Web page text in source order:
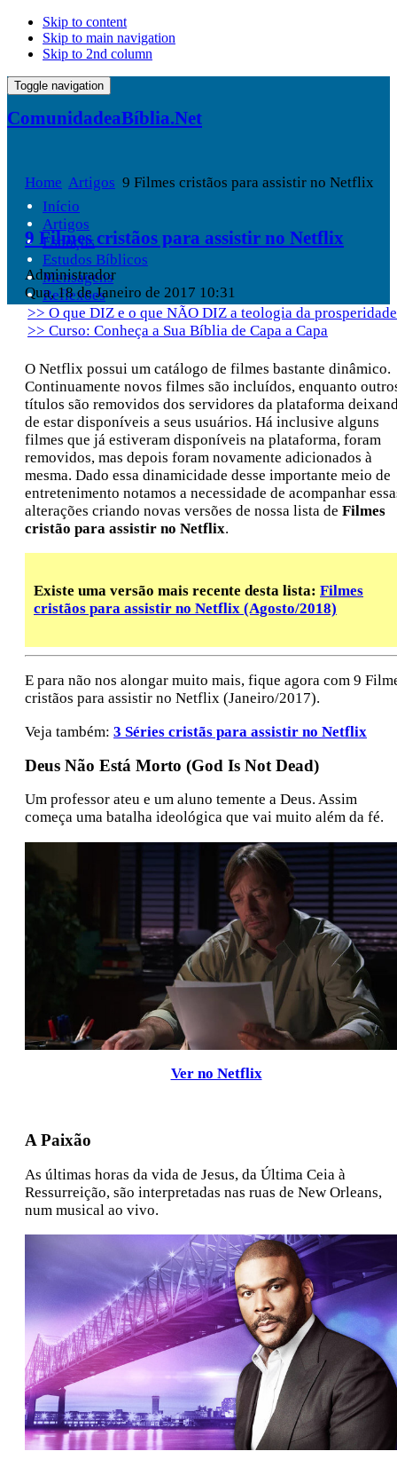
Skip to content
Skip to main navigation
Skip to 2nd column
Toggle navigation
ComunidadeaBíblia.Net
Início
Artigos
Esboços
Estudos Bíblicos
Mensagens
Reflexões
Home Artigos 9 Filmes cristãos para assistir no Netflix
9 Filmes cristãos para assistir no Netflix
Administrador
Qua, 18 de Janeiro de 2017 10:31
>> O que DIZ e o que NÃO DIZ a teologia da prosperidade
>> Curso: Conheça a Sua Bíblia de Capa a Capa
O Netflix possui um catálogo de filmes bastante dinâmico.
Continuamente novos filmes são incluídos, enquanto
títulos são removidos dos servidores da plataforma
de estar disponíveis a seus usuários. Há inclusive alguns
filmes que já estiveram disponíveis na plataforma, foram
removidos, mas depois foram novamente adicionados à
mesma. Dado essa dinamicidade desse importante meio de
entretenimento notamos a necessidade de acompanhar
alterações criando novas versões de nossa lista de Filmes
cristão para assistir no Netflix.
Existe uma versão mais recente desta lista: Filmes
cristãos para assistir no Netflix (Agosto/2018)
E para não nos alongar muito mais, fique agora com 9
cristãos para assistir no Netflix (Janeiro/2017).
Veja também: 3 Séries cristãs para assistir no Netflix
Deus Não Está Morto (God Is Not Dead)
Um professor ateu e um aluno temente a Deus. Assim
começa uma batalha ideológica que vai muito além da fé.
Ver no Netflix
A Paixão
As últimas horas da vida de Jesus, da Última Ceia à
Ressurreição, são interpretadas nas ruas de New Orleans,
num musical ao vivo.